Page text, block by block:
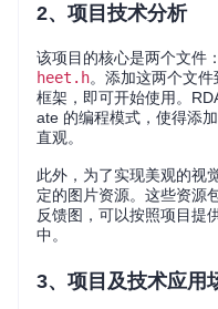
2、项目技术分析
该项目的核心是两个文件：
heet.h。添加这两个文
框架，即可开始使用。
ate 的编程模式，使得添
直观。
此外，为了实现美观的视
定的图片资源。这些资源
反馈图，可以按照项目提
中。
3、项目及技术应用